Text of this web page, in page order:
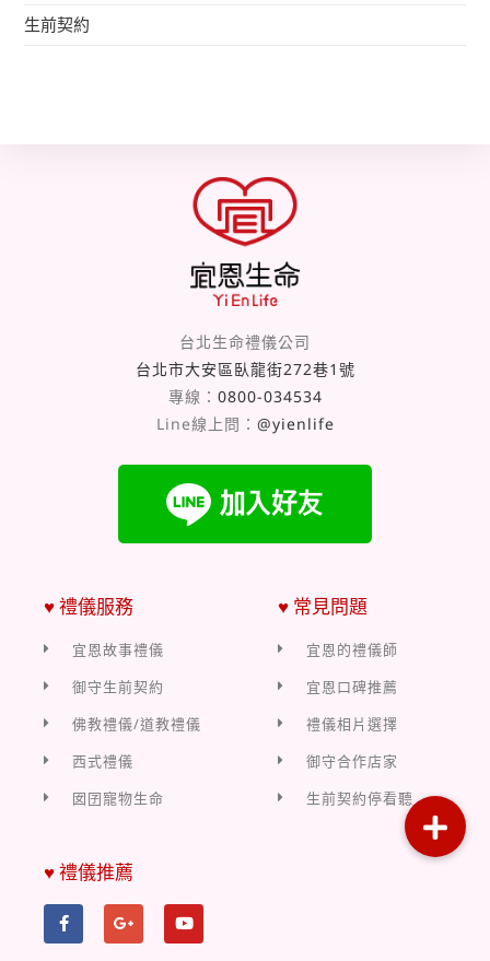
生前契約
台北生命禮儀公司
台北市大安區臥龍街272巷1號
專線： 0800-034534
Line線上問： @yienlife
♥ 禮儀服務
宜恩故事禮儀
御守生前契約
佛教禮儀/道教禮儀
西式禮儀
囡囝寵物生命
♥ 常見問題
宜恩的禮儀師
宜恩口碑推薦
禮儀相片選擇
御守合作店家
生前契約停看聽
♥ 禮儀推薦